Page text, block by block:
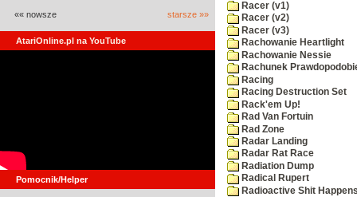
«« nowsze starsze »»
AtariOnline.pl na YouTube
Pomocnik/Helper
Racer (v1)
Racer (v2)
Racer (v3)
Rachowanie Heartlight
Rachowanie Nessie
Rachunek
Racing
Racing Destruction Set
Rack'em Up!
Rad Van Fortuin
Rad Zone
Radar Landing
Radar Rat Race
Radiation Dump
Radical Rupert
Radioactive Shit